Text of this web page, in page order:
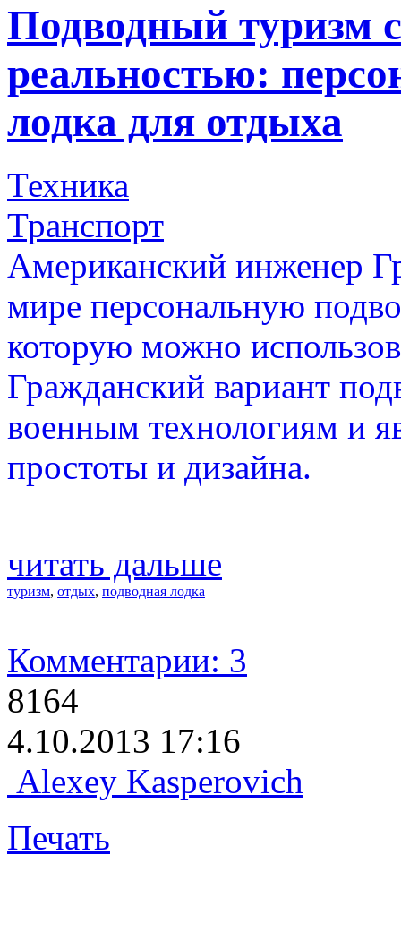
Подводный туризм
реальностью:
лодка для отдыха
Техника
Транспорт
Американский инженер
мире персональную
которую можно
Гражданский вариант
военным технологиям и
простоты и дизайна.
читать дальше
туризм, отдых, подводная лодка
Комментарии: 3
8164
4.10.2013 17:16
Alexey Kasperovich
Печать